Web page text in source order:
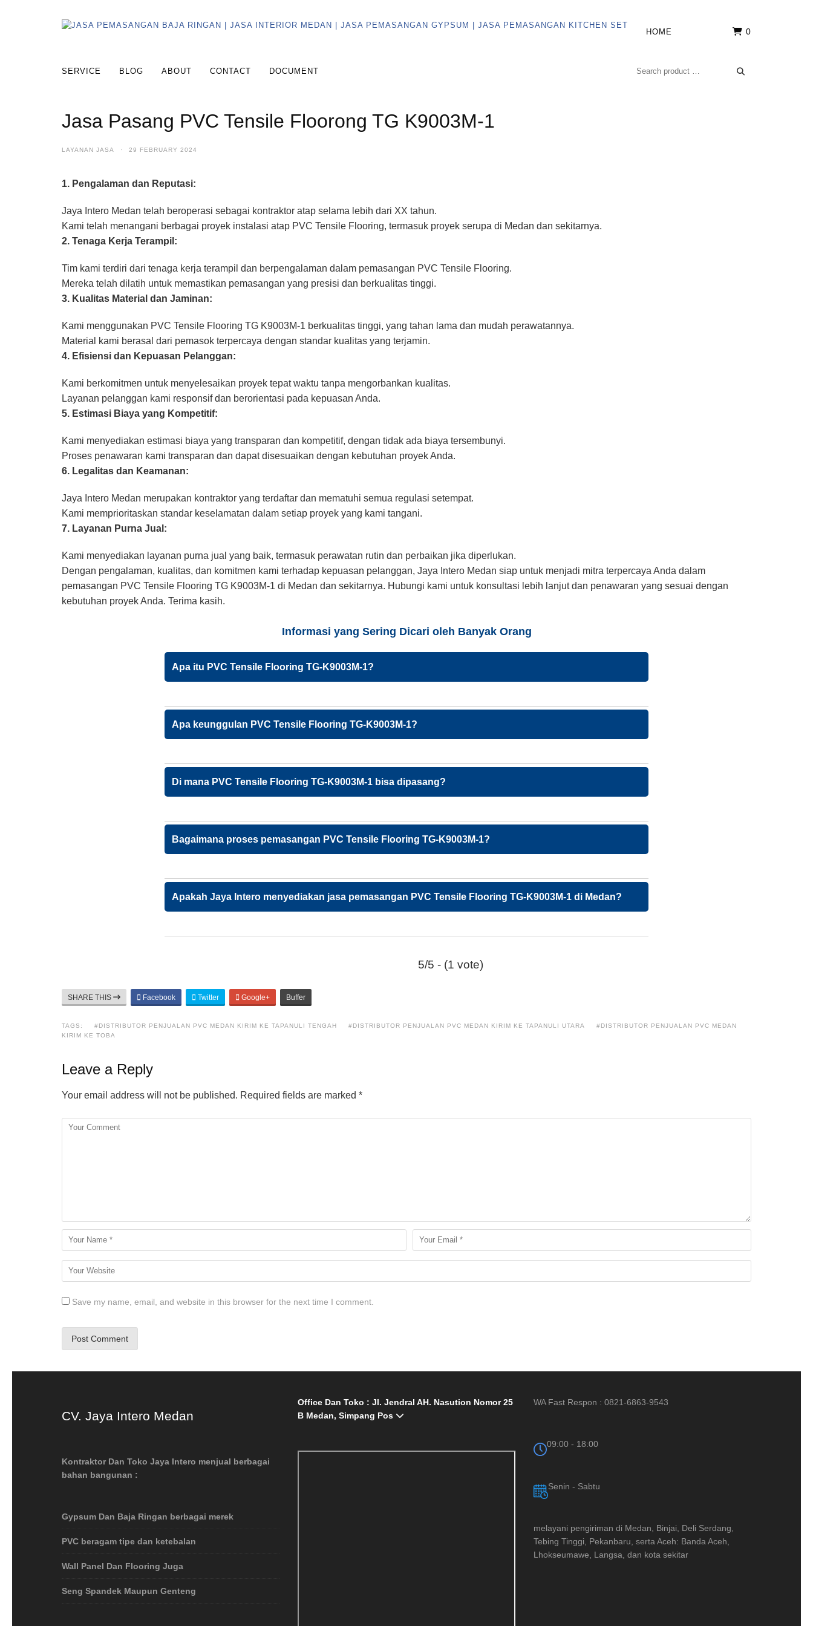
0
HOME
SERVICE BLOG ABOUT CONTACT DOCUMENT
Jasa Pasang PVC Tensile Floorong TG K9003M-1
LAYANAN JASA · 29 FEBRUARY 2024
1. Pengalaman dan Reputasi:
Jaya Intero Medan telah beroperasi sebagai kontraktor atap selama lebih dari XX tahun.
Kami telah menangani berbagai proyek instalasi atap PVC Tensile Flooring, termasuk proyek serupa di Medan dan sekitarnya.
2. Tenaga Kerja Terampil:
Tim kami terdiri dari tenaga kerja terampil dan berpengalaman dalam pemasangan PVC Tensile Flooring.
Mereka telah dilatih untuk memastikan pemasangan yang presisi dan berkualitas tinggi.
3. Kualitas Material dan Jaminan:
Kami menggunakan PVC Tensile Flooring TG K9003M-1 berkualitas tinggi, yang tahan lama dan mudah perawatannya.
Material kami berasal dari pemasok terpercaya dengan standar kualitas yang terjamin.
4. Efisiensi dan Kepuasan Pelanggan:
Kami berkomitmen untuk menyelesaikan proyek tepat waktu tanpa mengorbankan kualitas.
Layanan pelanggan kami responsif dan berorientasi pada kepuasan Anda.
5. Estimasi Biaya yang Kompetitif:
Kami menyediakan estimasi biaya yang transparan dan kompetitif, dengan tidak ada biaya tersembunyi.
Proses penawaran kami transparan dan dapat disesuaikan dengan kebutuhan proyek Anda.
6. Legalitas dan Keamanan:
Jaya Intero Medan merupakan kontraktor yang terdaftar dan mematuhi semua regulasi setempat.
Kami memprioritaskan standar keselamatan dalam setiap proyek yang kami tangani.
7. Layanan Purna Jual:
Kami menyediakan layanan purna jual yang baik, termasuk perawatan rutin dan perbaikan jika diperlukan.
Dengan pengalaman, kualitas, dan komitmen kami terhadap kepuasan pelanggan, Jaya Intero Medan siap untuk menjadi mitra terpercaya Anda dalam
pemasangan PVC Tensile Flooring TG K9003M-1 di Medan dan sekitarnya. Hubungi kami untuk konsultasi lebih lanjut dan penawaran yang sesuai dengan
kebutuhan proyek Anda. Terima kasih.
Informasi yang Sering Dicari oleh Banyak Orang
Apa itu PVC Tensile Flooring TG-K9003M-1?
Apa keunggulan PVC Tensile Flooring TG-K9003M-1?
Di mana PVC Tensile Flooring TG-K9003M-1 bisa dipasang?
Bagaimana proses pemasangan PVC Tensile Flooring TG-K9003M-1?
Apakah Jaya Intero menyediakan jasa pemasangan PVC Tensile Flooring TG-K9003M-1 di Medan?
5/5 - (1 vote)
SHARE THIS Facebook Twitter Google+ Buffer
TAGS: #DISTRIBUTOR PENJUALAN PVC MEDAN KIRIM KE TAPANULI TENGAH #DISTRIBUTOR PENJUALAN PVC MEDAN KIRIM KE TAPANULI UTARA
#DISTRIBUTOR PENJUALAN PVC MEDAN
KIRIM KE TOBA
Leave a Reply
Your email address will not be published. Required fields are marked *
Save my name, email, and website in this browser for the next time I comment.
CV. Jaya Intero Medan
Kontraktor Dan Toko Jaya Intero menjual berbagai
bahan bangunan :
Gypsum Dan Baja Ringan berbagai merek
PVC beragam tipe dan ketebalan
Wall Panel Dan Flooring Juga
Seng Spandek Maupun Genteng
Office Dan Toko : Jl. Jendral AH. Nasution Nomor 25
B Medan, Simpang Pos
WA Fast Respon : 0821-6863-9543
09:00 - 18:00
Senin - Sabtu
melayani pengiriman di Medan, Binjai, Deli Serdang,
Tebing Tinggi, Pekanbaru, serta Aceh: Banda Aceh,
Lhokseumawe, Langsa, dan kota sekitar